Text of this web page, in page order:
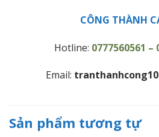
CÔNG THÀNH
Hotline: 0777560561 –
Email:
Sản phẩm tương tự